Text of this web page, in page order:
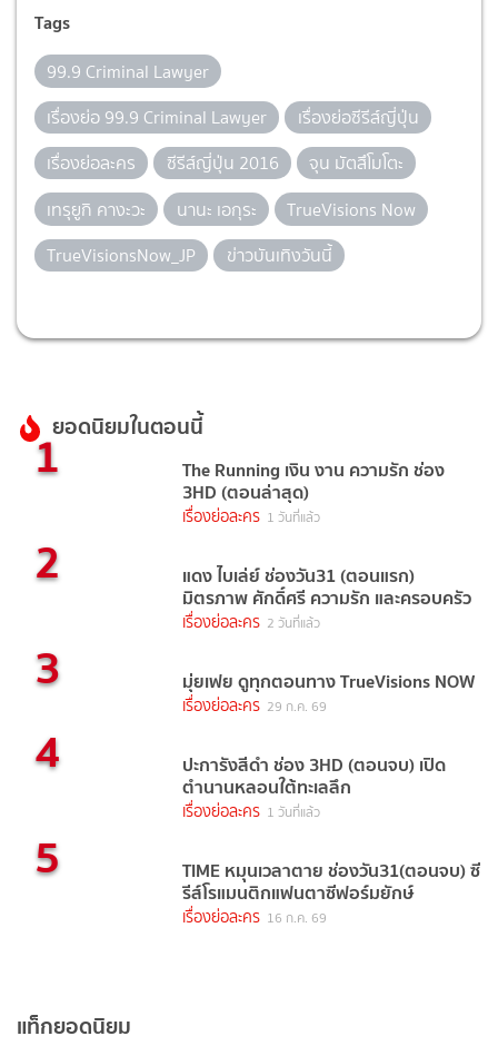
Tags
99.9 Criminal Lawyer
เรื่องย่อ 99.9 Criminal Lawyer
เรื่องย่อซีรีส์ญี่ปุ่น
เรื่องย่อละคร
ซีรีส์ญี่ปุ่น 2016
จุน มัตสึโมโตะ
เทรุยูกิ คางะวะ
นานะ เอกุระ
TrueVisions Now
TrueVisionsNow_JP
ข่าวบันเทิงวันนี้
ยอดนิยมในตอนนี้
1 The Running เงิน งาน ความรัก ช่อง
3HD (ตอนล่าสุด)
เรื่องย่อละคร 1 วันที่แล้ว
2 แดง ไบเล่ย์ ช่องวัน31 (ตอนแรก)
มิตรภาพ ศักดิ์ศรี ความรัก และครอบครัว
เรื่องย่อละคร 2 วันที่แล้ว
3 มุ่ยเฟย ดูทุกตอนทาง TrueVisions NOW
เรื่องย่อละคร 29 ก.ค. 69
4 ปะการังสีดำ ช่อง 3HD (ตอนจบ) เปิด
ตำนานหลอนใต้ทะเลลึก
เรื่องย่อละคร 1 วันที่แล้ว
5 TIME หมุนเวลาตาย ช่องวัน31(ตอนจบ) ซี
รีส์โรแมนติกแฟนตาซีฟอร์มยักษ์
เรื่องย่อละคร 16 ก.ค. 69
แท็กยอดนิยม